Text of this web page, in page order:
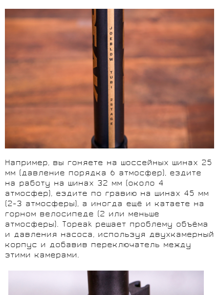
Например, вы гоняете на шоссейных шинах 25
мм (давление порядка 6 атмосфер), ездите
на работу на шинах 32 мм (около 4
атмосфер), ездите по гравию на шинах 45 мм
(2-3 атмосферы), а иногда ещё и катаете на
горном велосипеде (2 или меньше
атмосферы). Topeak решает проблему объёма
и давления насоса, используя двухкамерный
корпус и добавив переключатель между
этими камерами.